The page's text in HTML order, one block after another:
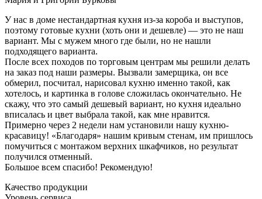
У нас в доме нестандартная кухня из-за короба и выступов,
поэтому готовые кухни (хоть они и дешевле) — это не наш
вариант. Мы с мужем много где были, но не нашли
подходящего варианта.
После всех походов по торговым центрам мы решили делать
на заказ под наши размеры. Вызвали замерщика, он все
обмерил, посчитал, нарисовал кухню именно такой, как
хотелось, и картинка в голове сложилась окончательно. Не
скажу, что это самый дешевый вариант, но кухня идеально
вписалась и цвет выбрала такой, как мне нравится.
Примерно через 2 недели нам установили нашу кухню-
красавицу! «Благодаря» нашим кривым стенам, им пришлось
помучиться с монтажом верхних шкафчиков, но результат
получился отменный.
Большое всем спасибо! Рекомендую!
Качество продукции